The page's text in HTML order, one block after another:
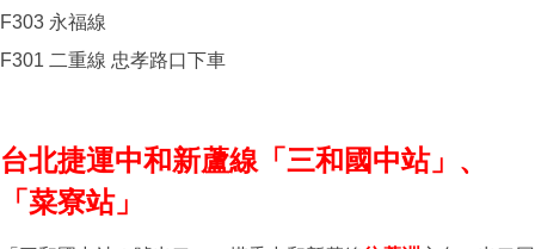
F303 永福線
F301 二重線 忠孝路口下車
台北捷運中和新蘆線「三和國中站」、
「菜寮站」